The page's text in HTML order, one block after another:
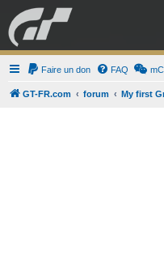
GRAN TURISMO
Faire un don FAQ
GT-FR.com forum My first